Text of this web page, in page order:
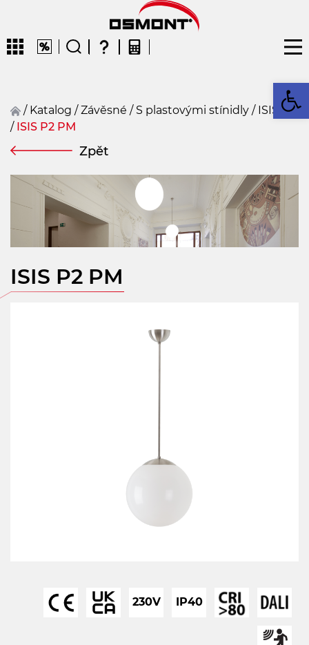
CZENDEFRFIN
/ Katalog / závěsné / S plastovými stínidly / ISIS P
/ ISIS P2 PM
Zpět
ISIS P2 PM
230V IP40